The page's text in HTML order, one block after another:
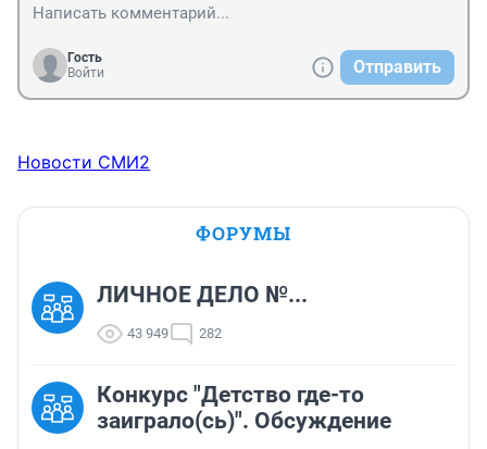
Гость
Войти
Отправить
Новости СМИ2
ФОРУМЫ
ЛИЧНОЕ ДЕЛО №...
43 949 282
Конкурс "Детство где-то
заиграло(сь)". Обсуждение